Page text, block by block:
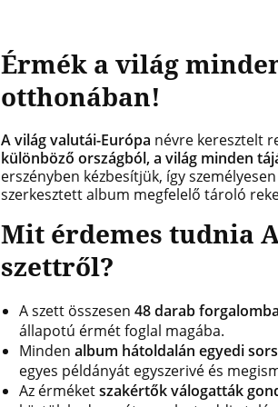
Érmék a világ
otthonában!
Avilág valutái-Európa névre keresztelt
különböző országból, a világ minden
erszényben kézbesítjük, így
szerkesztett album megfelelő tároló
Mit érdemes tudnia
szettről?
A szett összesen 48 darab
állapotú érmét foglal magába.
Minden album hátoldalán egyedi
egyes példányát egyszerivé és
Az érméketszakértők válogatták